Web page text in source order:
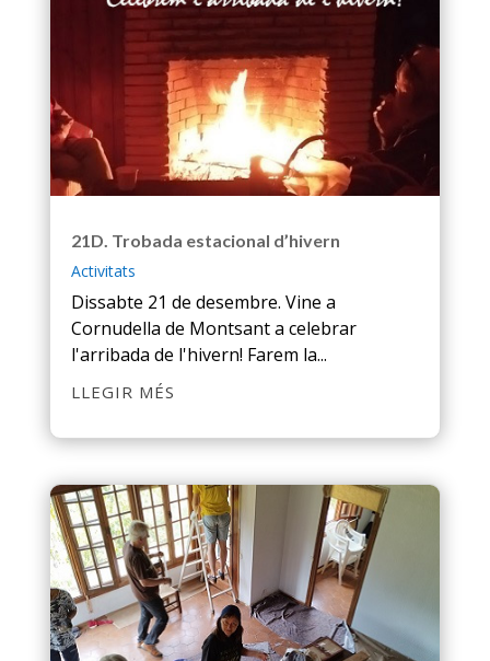
21D. Trobada estacional d’hivern
Activitats
Dissabte 21 de desembre. Vine a
Cornudella de Montsant a celebrar
l'arribada de l'hivern! Farem la...
LLEGIR MÉS